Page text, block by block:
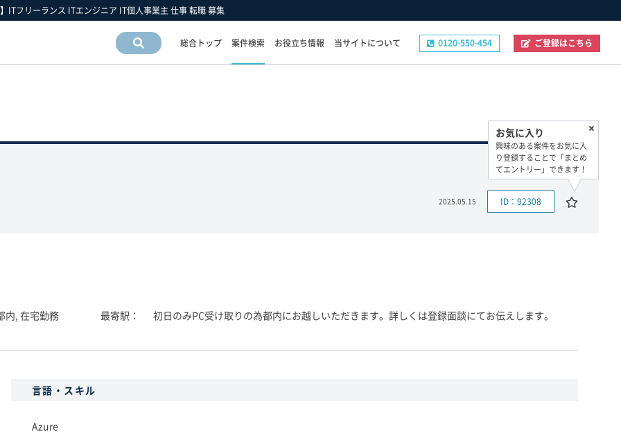
ITフリーランス ITエンジニア IT個人事業主 仕事 転職 募集
総合トップ 案件検索 お役立ち情報 当サイトについて 0120-550-454 ご登録はこちら
2025.05.15 ID：92308
お気に入り
興味のある案件をお気に入
り登録することで「まとめ
てエントリー」できます！
内, 在宅勤務 最寄駅 初日のみPC受け取りの為都内にお越しいただきます。詳しくは登録面談にてお伝えします。
言語・スキル
Azure